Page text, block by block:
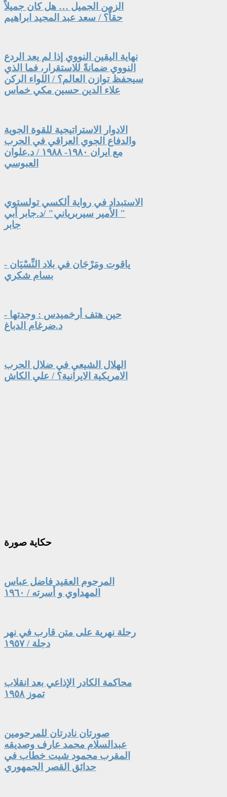
الزمن الجميل … هل كان جميلاً
حقاً؟ / سعد عبد المجيد ابراهيم
نهاية اليقين النووي إذا لم يعد الردع
النووي ضمانةً للاستقرار، فما الذي
سيحفظ توازن العالم؟ / اللواء الركن
علاء الدين حسين مكي خماس
الادوار الاستراتيجية للقوة الجوية
والدفاع الجوي العراقي في الحرب
مع ايران ١٩٨٠- ١٩٨٨ / د.علوان
العبوسي
الاستبداد في رواية ألكسي تولستوي
" الأمير سيربرياني" /د.جابر أبي
جابر
ياقوت ومَرْجَان في بلاد النِّسْيَان -
بسام شكري
حين هتف أرخميدس : وجدتها -
د.ضرغام الدباغ
الهلال الشيعي في ضلال الحرب
الامريكية الايرانية؟ / علي الكاش
حكاية صورة
المرحوم العقيد فاضل عباس
المهداوي و أسرته / ١٩٦٠
رحلة نهرية على متن قارب في نهر
دجلة / ١٩٥٧
محاكمة الكادر الإذاعي بعد انقلاب
تموز ١٩٥٨
صورتان نادرتان للمرحومين
عبدالسلام محمد عارف وصديقه
المقرب محمود شيت خطاب في
حدائق القصر الجمهوري